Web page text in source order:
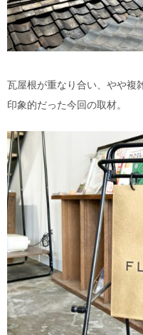
瓦屋根が重なり合い、やや複
印象的だった今回の取材。